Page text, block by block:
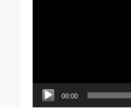
00:00